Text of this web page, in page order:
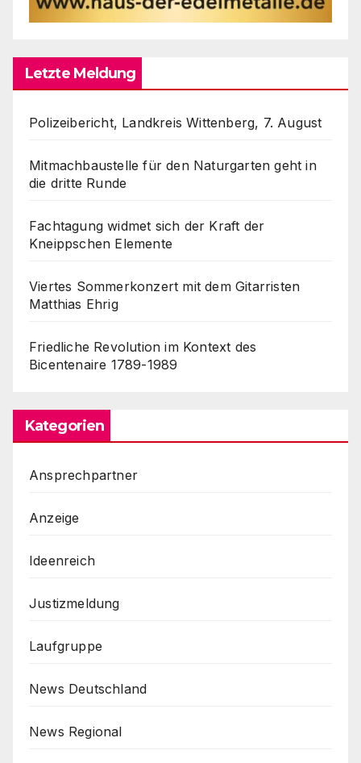
Letzte Meldung
Polizeibericht, Landkreis Wittenberg, 7. August
Mitmachbaustelle für den Naturgarten geht in
die dritte Runde
Fachtagung widmet sich der Kraft der
Kneippschen Elemente
Viertes Sommerkonzert mit dem Gitarristen
Matthias Ehrig
Friedliche Revolution im Kontext des
Bicentenaire 1789-1989
Kategorien
Ansprechpartner
Anzeige
Ideenreich
Justizmeldung
Laufgruppe
News Deutschland
News Regional